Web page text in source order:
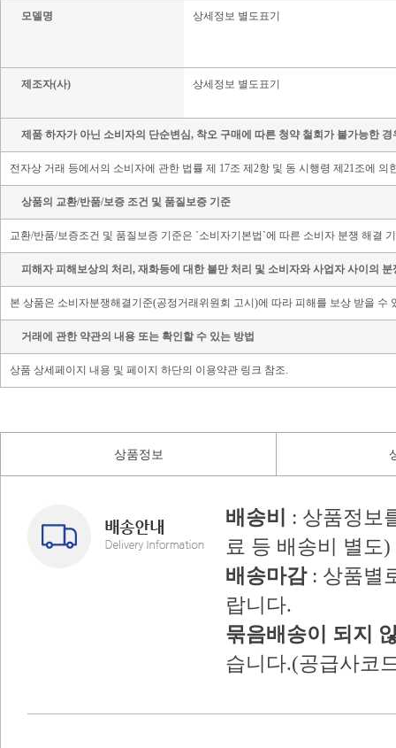
모델명 상세정보 별도표기
제조자(사) 상세정보 별도표기
제품 하자가 아닌 소비자의 단순변심, 착오 구매에 따른 청약 철회가 불가능한
전자상 거래 등에서의 소비자에 관한 법률 제 17조 제2항 및 동 시행령 제21조에
상품의 교환/반품/보증 조건 및 품질보증 기준
교환/반품/보증조건 및 품질보증 기준은 `소비자기본법`에 따른 소비자 분쟁 해결
피해자 피해보상의 처리, 재화등에 대한 불만 처리 및 소비자와 사업자 사이의
본 상품은 소비자분쟁해결기준(공정거래위원회 고시)에 따라 피해를 보상 받을 수
거래에 관한 약관의 내용 또는 확인할 수 있는 방법
상품 상세페이지 내용 및 페이지 하단의 이용약관 링크 참조.
상품정보
배송비
: 상품정보
료 등 배송비 별도)
배송마감: 상품별
랍니다.
묶음배송이 되지
습니다.(공급사코